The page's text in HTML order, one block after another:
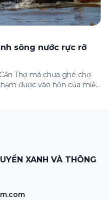
sông nước rực rỡ
Thơ mà chưa ghé chợ
được vào hồn của miền
XANH VÀ THÔNG